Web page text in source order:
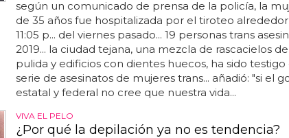
según un comunicado de prensa de la policía, la
de 35 años fue hospitalizada por el tiroteo
11:05 p... del viernes pasado... 19 personas trans
2019... la ciudad tejana, una mezcla de rascacielos
pulida y edificios con dientes huecos, ha sido testigo
serie de asesinatos de mujeres trans... añadió: "si el
estatal y federal no cree que nuestra vida...
VIVA EL PELO
¿Por qué la depilación ya no es tendencia?